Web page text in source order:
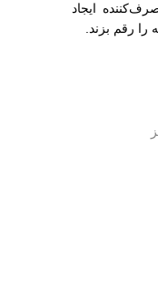
ایجاد
را رقم بزند.